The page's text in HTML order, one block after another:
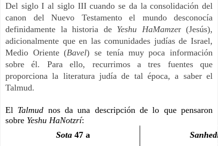
Del siglo I al siglo III cuando se da la consolidación del
canon del Nuevo Testamento el mundo desconocía
definidamente la historia de Yeshu HaMamzer (Jesús),
adicionalmente que en las comunidades judías de Israel,
Medio Oriente (Bavel) se tenía muy poca información
sobre él. Para ello, recurrimos a tres fuentes que
proporciona la literatura judía de tal época, a saber el
Talmud.
El Talmud nos da una descripción de lo que pensaron
sobre Yeshu HaNotzrí:
Sota 47 a